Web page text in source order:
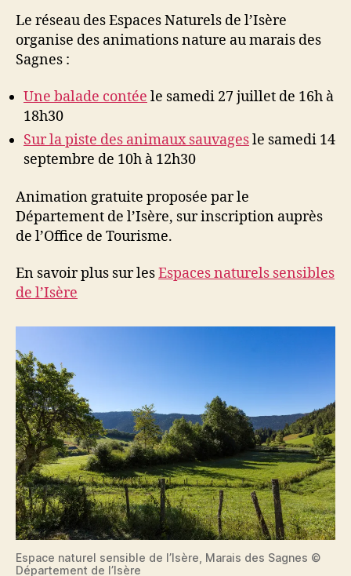
Le réseau des Espaces Naturels de l’Isère
organise des animations nature au marais des
Sagnes :
Une balade contée le samedi 27 juillet de 16h à
18h30
Sur la piste des animaux sauvagesle samedi 14
septembre de 10h à 12h30
Animation gratuite proposée par le
Département de l’Isère, sur inscription auprès
de l’Office de Tourisme.
En savoir plus sur lesEspaces naturels sensibles
de l’Isère
Espace naturel sensible de l’Isère, Marais des Sagnes ©
Département de l’Isère